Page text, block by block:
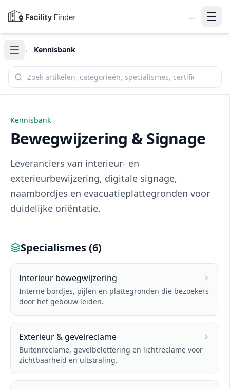
...
← Kennisbank
Zoek in de kennisbank
Kennisbank
Bewegwijzering & Signage
Leveranciers van interieur- en
exterieurbewijzering, digitale signage,
naambordjes en evacuatieplattegronden voor
duidelijke oriëntatie.
Specialismes (6)
Interieur bewegwijzering
Interne bordjes, pijlen en plattegronden die bezoekers
door het gebouw leiden.
Exterieur & gevelreclame
Buitenreclame, gevelbelettering en lichtreclame voor
zichtbaarheid en uitstraling.